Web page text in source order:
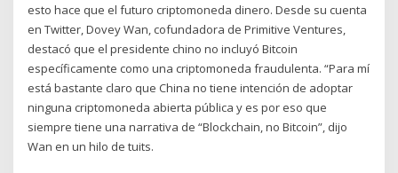
esto hace que el futuro criptomoneda dinero. Desde su cuenta
en Twitter, Dovey Wan, cofundadora de Primitive Ventures,
destacó que el presidente chino no incluyó Bitcoin
específicamente como una criptomoneda fraudulenta. “Para mí
está bastante claro que China no tiene intención de adoptar
ninguna criptomoneda abierta pública y es por eso que
siempre tiene una narrativa de “Blockchain, no Bitcoin”, dijo
Wan en un hilo de tuits.